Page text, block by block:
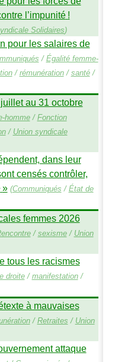
l’impunité !
Solidaires)
pour les salaires de
/ Égalité femme-
/ rémunération/ santé/
au 31 octobre
homme/ Fonction
/ Union syndicale
dans leur
censés contrôler,
» (Communiqués / État de
femmes 2026
/ sexisme/ Union
tous les racismes
droite/ manifestation/
à mauvaises
/ Retraites / Union
attaque